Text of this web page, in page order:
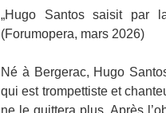
„Hugo Santos saisit par
(Forumopera, mars 2026)
Né à Bergerac, Hugo
qui est trompettiste et